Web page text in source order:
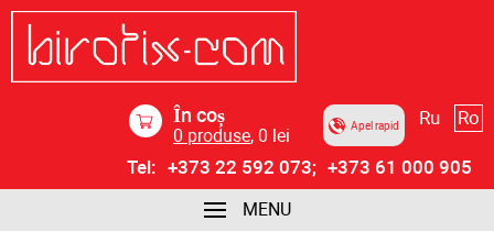
În coș
0 produse, 0 lei Apel rapid Ru Ro
Tel: +373 22 592 073; +373 61 000 905
MENU